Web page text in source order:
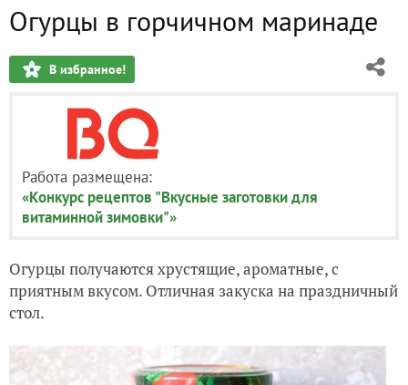
Огурцы в горчичном маринаде
В избранное!
Работа размещена:
«Конкурс рецептов "Вкусные заготовки для
витаминной зимовки"»
Огурцы получаются хрустящие, ароматные, с
приятным вкусом. Отличная закуска на праздничный
стол.